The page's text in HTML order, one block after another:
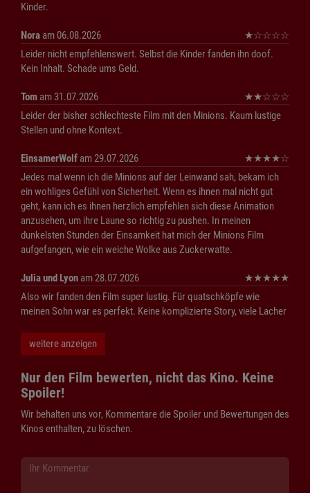
Kinder.
Nora am 06.08.2026 ★☆☆☆☆
Leider nicht empfehlenswert. Selbst die Kinder fanden ihn doof.
Kein Inhalt. Schade ums Geld.
Tom am 31.07.2026 ★★☆☆☆
Leider der bisher schlechteste Film mit den Minions. Kaum lustige
Stellen und ohne Kontext.
EinsamerWolf am 29.07.2026 ★★★★☆
Jedes mal wenn ich die Minions auf der Leinwand sah, bekam ich
ein wohliges Gefühl von Sicherheit. Wenn es ihnen mal nicht gut
geht, kann ich es ihnen herzlich empfehlen sich diese Animation
anzusehen, um ihre Laune so richtig zu pushen. In meinen
dunkelsten Stunden der Einsamkeit hat mich der Minions Film
aufgefangen, wie ein weiche Wolke aus Zuckerwatte.
Julia und Lyon am 28.07.2026 ★★★★★
Also wir fanden den Film super lustig. Für quatschköpfe wie
meinen Sohn war es perfekt. Keine komplizierte Story, viele Lacher
weitere anzeigen
Nur den Film bewerten, nicht das Kino. Keine
Spoiler!
Wir behalten uns vor, Kommentare die Spoiler und Bewertungen des
Kinos enthalten, zu löschen.